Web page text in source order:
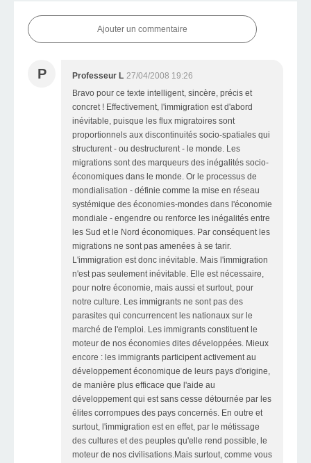
Ajouter un commentaire
P Professeur L 27/04/2008 19:26
Bravo pour ce texte intelligent, sincère, précis et
concret ! Effectivement, l'immigration est d'abord
inévitable, puisque les flux migratoires sont
proportionnels aux discontinuités socio-spatiales qui
structurent - ou destructurent - le monde. Les
migrations sont des marqueurs des inégalités socio-
économiques dans le monde. Or le processus de
mondialisation - définie comme la mise en réseau
systémique des économies-mondes dans l'économie
mondiale - engendre ou renforce les inégalités entre
les Sud et le Nord économiques. Par conséquent les
migrations ne sont pas amenées à se tarir.
L'immigration est donc inévitable. Mais l'immigration
n'est pas seulement inévitable. Elle est nécessaire,
pour notre économie, mais aussi et surtout, pour
notre culture. Les immigrants ne sont pas des
parasites qui concurrencent les nationaux sur le
marché de l'emploi. Les immigrants constituent le
moteur de nos économies dites développées. Mieux
encore : les immigrants participent activement au
développement économique de leurs pays d'origine,
de manière plus efficace que l'aide au
développement qui est sans cesse détournée par les
élites corrompues des pays concernés. En outre et
surtout, l'immigration est en effet, par le métissage
des cultures et des peuples qu'elle rend possible, le
moteur de nos civilisations.Mais surtout, comme vous